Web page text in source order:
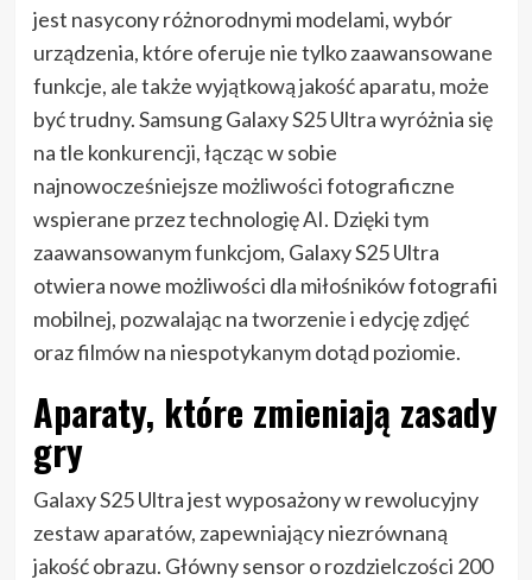
jest nasycony różnorodnymi modelami, wybór
urządzenia, które oferuje nie tylko zaawansowane
funkcje, ale także wyjątkową jakość aparatu, może
być trudny. Samsung Galaxy S25 Ultra wyróżnia się
na tle konkurencji, łącząc w sobie
najnowocześniejsze możliwości fotograficzne
wspierane przez technologię AI. Dzięki tym
zaawansowanym funkcjom, Galaxy S25 Ultra
otwiera nowe możliwości dla miłośników fotografii
mobilnej, pozwalając na tworzenie i edycję zdjęć
oraz filmów na niespotykanym dotąd poziomie.
Aparaty, które zmieniają zasady
gry
Galaxy S25 Ultra jest wyposażony w rewolucyjny
zestaw aparatów, zapewniający niezrównaną
jakość obrazu. Główny sensor o rozdzielczości 200